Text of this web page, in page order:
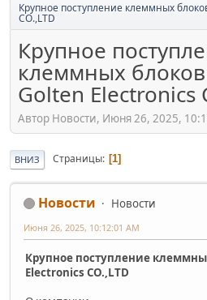
Крупное поступление клеммных
CO.,LTD
Крупное
клеммных
Golten Electronics
Автор Новости, Июня 26, 2025,
ВНИЗ Страницы 1
Новости Новости
Июня 26, 2025, 10:12:01 AM
Крупное поступление
Electronics CO.,LTD